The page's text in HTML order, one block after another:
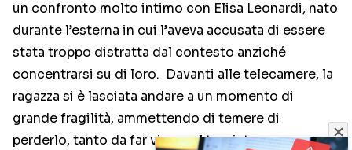
un confronto molto intimo con Elisa Leonardi, nato
durante l’esterna in cui l’aveva accusata di essere
stata troppo distratta dal contesto anziché
concentrarsi su di loro. Davanti alle telecamere, la
ragazza si è lasciata andare a un momento di
grande fragilità, ammettendo di temere di
perderlo, tanto da far vivere al tronista un